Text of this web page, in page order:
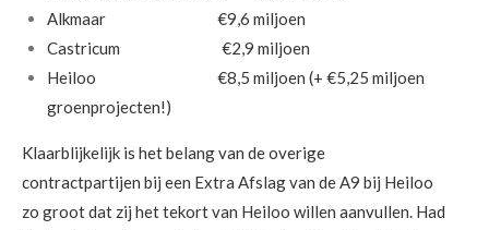
Alkmaar €9,6 miljoen
Castricum €2,9 miljoen
Heiloo €8,5 miljoen (+ €5,25 miljoen
groenprojecten!)
Klaarblijkelijk is het belang van de overige
contractpartijen bij een Extra Afslag van de A9 bij Heiloo
zo groot dat zij het tekort van Heiloo willen aanvullen. Had